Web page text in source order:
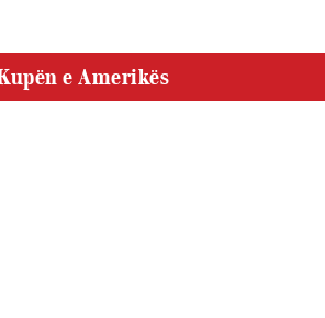
e Amerikës